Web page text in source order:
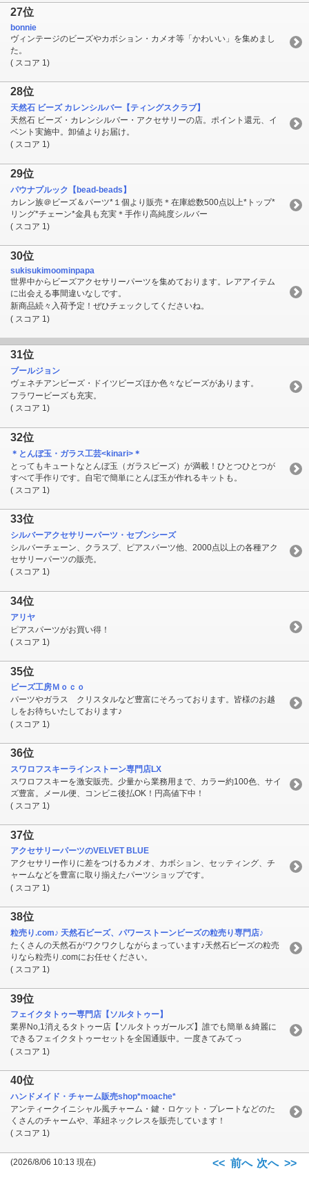
27位
bonnie
ヴィンテージのビーズやカボション・カメオ等「かわいい」を集めまし
た。
( スコア 1)
28位
天然石 ビーズ カレンシルバー【ティングスクラブ】
天然石 ビーズ・カレンシルバー・アクセサリーの店。ポイント還元、イ
ベント実施中。卸値よりお届け。
( スコア 1)
29位
パウナプルック【bead-beads】
カレン族＠ビーズ＆パーツ*１個より販売＊在庫総数500点以上*トップ*
リング*チェーン*金具も充実＊手作り高純度シルバー
( スコア 1)
30位
sukisukimoominpapa
世界中からビーズアクセサリーパーツを集めております。レアアイテム
に出会える事間違いなしです。
新商品続々入荷予定！ぜひチェックしてくださいね。
( スコア 1)
31位
ブールジョン
ヴェネチアンビーズ・ドイツビーズほか色々なビーズがあります。
フラワービーズも充実。
( スコア 1)
32位
＊とんぼ玉・ガラス工芸<kinari>＊
とってもキュートなとんぼ玉（ガラスビーズ）が満載！ひとつひとつが
すべて手作りです。自宅で簡単にとんぼ玉が作れるキットも。
( スコア 1)
33位
シルバーアクセサリーパーツ・セブンシーズ
シルバーチェーン、クラスプ、ピアスパーツ他、2000点以上の各種アク
セサリーパーツの販売。
( スコア 1)
34位
アリヤ
ピアスパーツがお買い得！
( スコア 1)
35位
ビーズ工房Ｍｏｃｏ
パーツやガラス クリスタルなど豊富にそろっております。皆様のお越
しをお待ちいたしております♪
( スコア 1)
36位
スワロフスキーラインストーン専門店LX
スワロフスキーを激安販売。少量から業務用まで、カラー約100色、サイ
ズ豊富。メール便、コンビニ後払OK！円高値下中！
( スコア 1)
37位
アクセサリーパーツのVELVET BLUE
アクセサリー作りに差をつけるカメオ、カボション、セッティング、チ
ャームなどを豊富に取り揃えたパーツショップです。
( スコア 1)
38位
粒売り.com♪ 天然石ビーズ、パワーストーンビーズの粒売り専門店♪
たくさんの天然石がワクワクしながらまっています♪天然石ビーズの粒売
りなら粒売り.comにお任せください。
( スコア 1)
39位
フェイクタトゥー専門店【ソルタトゥー】
業界No,1消えるタトゥー店【ソルタトゥガールズ】誰でも簡単＆綺麗に
できるフェイクタトゥーセットを全国通販中。一度きてみてっ
( スコア 1)
40位
ハンドメイド・チャーム販売shop*moache*
アンティークイニシャル風チャーム・鍵・ロケット・プレートなどのた
くさんのチャームや、革紐ネックレスを販売しています！
( スコア 1)
(2026/8/06 10:13 現在) << 前へ 次へ >>